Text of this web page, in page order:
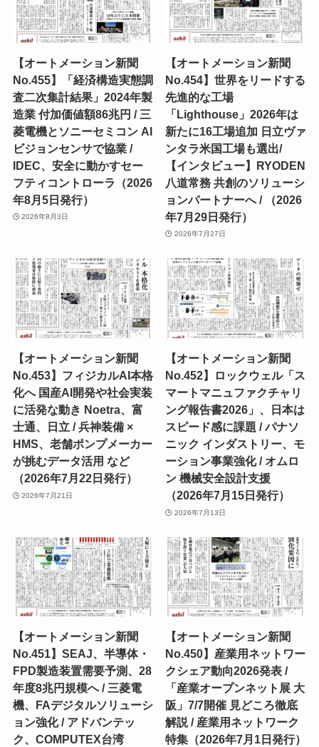
【オートメーション新聞
No.455】「経済構造実態調
査二次集計結果」2024年製
造業 付加価値額86兆円 / 三
菱電機とソニーセミコン AI
ビジョンセンサで協業 /
IDEC、安全に動かすセー
フティコントローラ（2026
年8月5日発行）
2026年8月3日
【オートメーション新聞
No.454】世界をリードする
先進的な工場
「Lighthouse」2026年は
新たに16工場追加 日立ヴァ
ンタラ米国工場も選出/
【インタビュー】RYODEN
八道常務 共創のソリューシ
ョンパートナーへ / （2026
年7月29日発行）
2026年7月27日
【オートメーション新聞
No.453】フィジカルAI本格
化へ 国産AI開発や社会実装
に活発な動き Noetra、富
士通、日立 / 兵神装備 ×
HMS、老舗ポンプメーカー
が挑むデータ活用 など
（2026年7月22日発行）
2026年7月21日
【オートメーション新聞
No.452】ロックウェル「ス
マートマニュファクチャリ
ング報告書2026」、日本は
スピード感に課題 / パナソ
ニック インダストリー、モ
ーション事業強化 / オムロ
ン 機械安全設計支援
（2026年7月15日発行）
2026年7月13日
【オートメーション新聞
No.451】SEAJ、半導体・
FPD製造装置需要予測、28
年度8兆円規模へ / 三菱電
機、FAデジタルソリューシ
ョン強化 / アドバンテッ
ク、COMPUTEX台湾
【オートメーション新聞
No.450】産業用ネットワー
クシェア動向2026発表 /
「産業オープンネット展 大
阪」7/7開催 見どころ徹底
解説 / 産業用ネットワーク
特集（2026年7月1日発行）